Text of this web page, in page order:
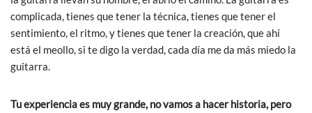
complicada, tienes que tener la técnica, tienes que tener el
sentimiento, el ritmo, y tienes que tener la creación, que ahí
está el meollo, si te digo la verdad, cada día me da más miedo la
guitarra.
Tu experiencia es muy grande, no vamos a hacer historia, pero